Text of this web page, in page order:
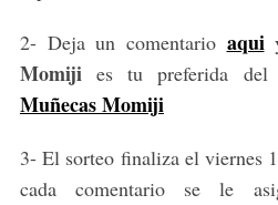
2- Deja un comentario aqui
Momijies tu preferida del
Muñecas Momiji
3- El sorteo finaliza el viernes
cada comentario se le